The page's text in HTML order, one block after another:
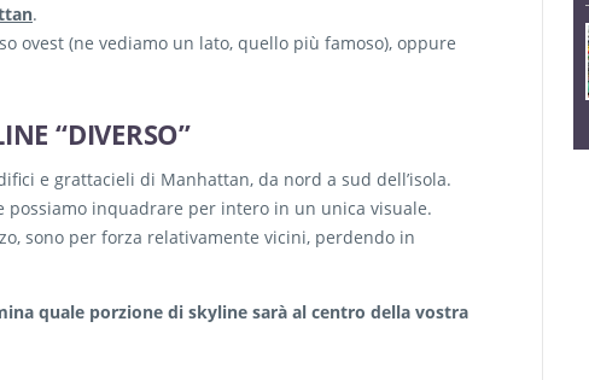
.
ovest (ne vediamo un lato, quello più famoso), oppure
“DIVERSO”
e grattacieli di Manhattan, da nord a sud dell’isola.
possiamo inquadrare per intero in un unica visuale.
sono per forza relativamente vicini, perdendo in
quale porzione di skyline sarà al centro della vostra